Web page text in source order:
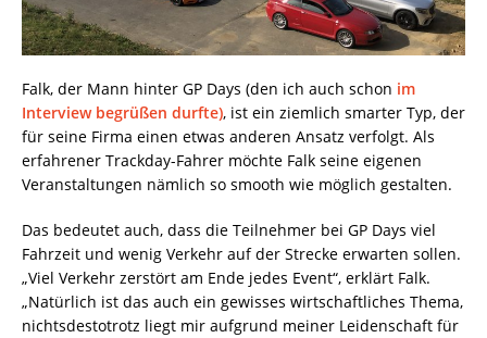
Falk, der Mann hinter GP Days (den ich auch schon im
Interview begrüßen durfte), ist ein ziemlich smarter Typ, der
für seine Firma einen etwas anderen Ansatz verfolgt. Als
erfahrener Trackday-Fahrer möchte Falk seine eigenen
Veranstaltungen nämlich so smooth wie möglich gestalten.
Das bedeutet auch, dass die Teilnehmer bei GP Days viel
Fahrzeit und wenig Verkehr auf der Strecke erwarten sollen.
„Viel Verkehr zerstört am Ende jedes Event“, erklärt Falk.
„Natürlich ist das auch ein gewisses wirtschaftliches Thema,
nichtsdestotrotz liegt mir aufgrund meiner Leidenschaft für